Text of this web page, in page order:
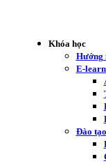
Khóa học
Hướng
E-
Đào